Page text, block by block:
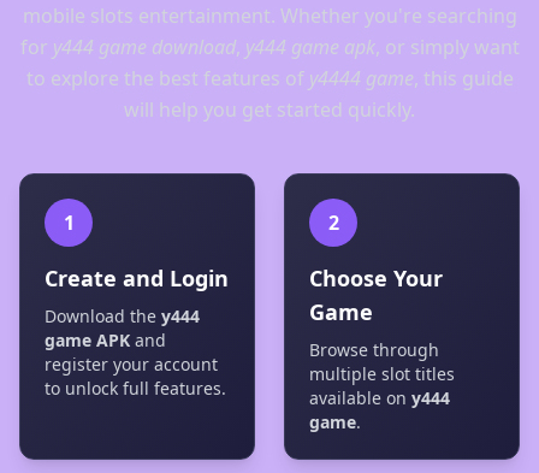
mobile slots entertainment. Whether you're searching
for y444 game download, y444 game apk, or simply want
to explore the best features of y4444 game, this guide
will help you get started quickly.
1
Create and Login
Download the y444
game APK and
register your account
to unlock full features.
2
Choose Your
Game
Browse through
multiple slot titles
available on y444
game.